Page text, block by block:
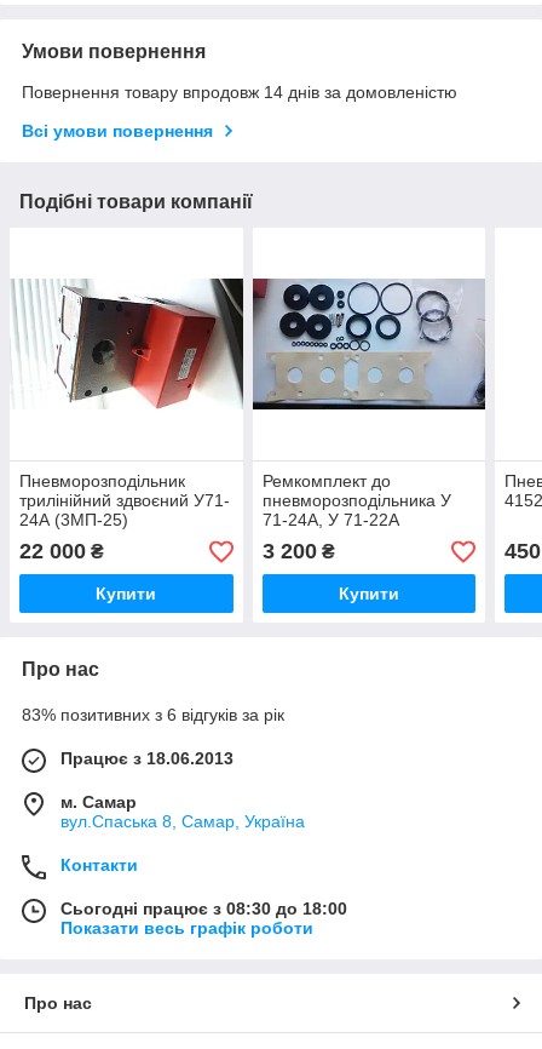
Умови повернення
Повернення товару впродовж 14 днів за домовленістю
Всі умови повернення
Подібні товари компанії
Пневморозподільник
трилінійний здвоєний У71-
24А (3МП-25)
22 000 ₴
Купити
Ремкомплект до
пневморозподільника У
71-24А, У 71-22А
3 200₴
Купити
450
Про нас
83% позитивних з 6 відгуків за рік
Працює з 18.06.2013
м. Самар
вул.Спаська 8, Самар, Україна
Контакти
Сьогодні працює з 08:30 до 18:00
Показати весь графік роботи
Про нас